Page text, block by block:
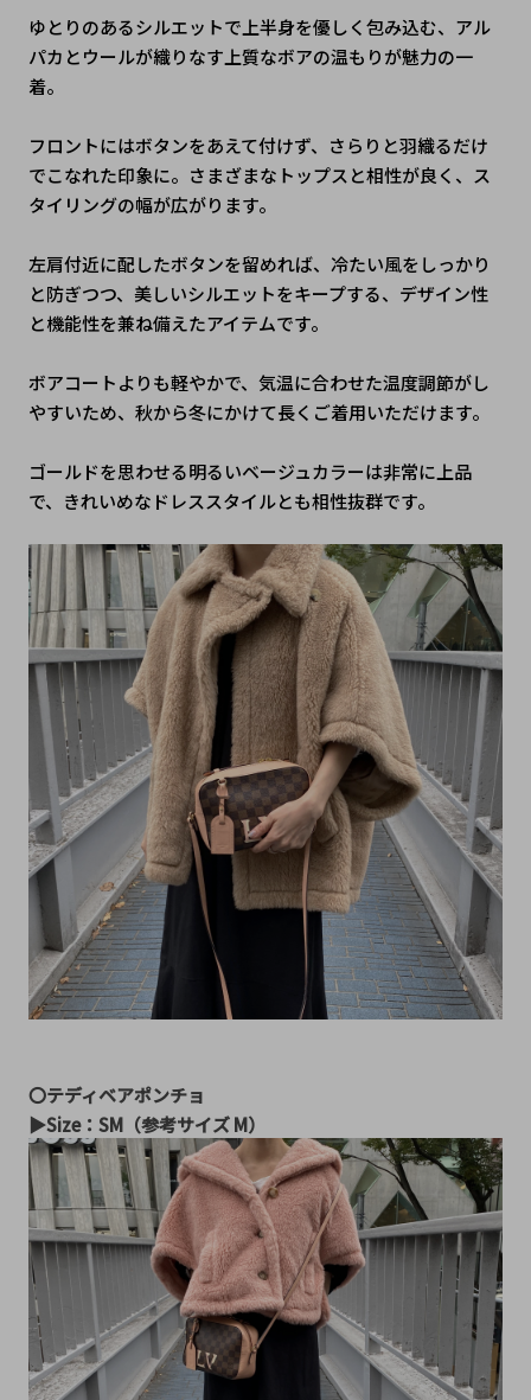
ゆとりのあるシルエットで上半身を優しく包み込む、アル
パカとウールが織りなす上質なボアの温もりが魅力の一
着。
フロントにはボタンをあえて付けず、さらりと羽織るだけ
でこなれた印象に。さまざまなトップスと相性が良く、ス
タイリングの幅が広がります。
左肩付近に配したボタンを留めれば、冷たい風をしっかり
と防ぎつつ、美しいシルエットをキープする、デザイン性
と機能性を兼ね備えたアイテムです。
ボアコートよりも軽やかで、気温に合わせた温度調節がし
やすいため、秋から冬にかけて長くご着用いただけます。
ゴールドを思わせる明るいベージュカラーは非常に上品
で、きれいめなドレススタイルとも相性抜群です。
〇テディベアポンチョ
▶︎Size：SM（参考サイズ M）